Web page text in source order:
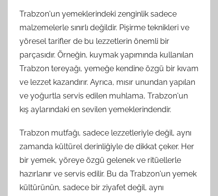
Trabzon'un yemeklerindeki zenginlik sadece
malzemelerle sınırlı değildir. Pişirme teknikleri ve
yöresel tarifler de bu lezzetlerin önemli bir
parçasıdır. Örneğin, kuymak yapımında kullanılan
Trabzon tereyağı, yemeğe kendine özgü bir kıvam
ve lezzet kazandırır. Ayrıca, mısır unundan yapılan
ve yoğurtla servis edilen muhlama, Trabzon'un
kış aylarındaki en sevilen yemeklerindendir.
Trabzon mutfağı, sadece lezzetleriyle değil, aynı
zamanda kültürel derinliğiyle de dikkat çeker. Her
bir yemek, yöreye özgü gelenek ve ritüellerle
hazırlanır ve servis edilir. Bu da Trabzon'un yemek
kültürünün, sadece bir ziyafet değil, aynı